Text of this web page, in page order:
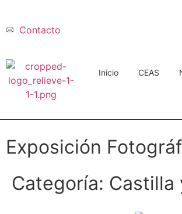
Contacto
Inicio CEAS
Exposición
Categoría: Castilla